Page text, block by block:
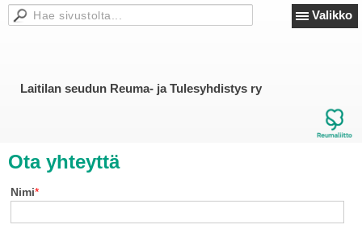
Valikko
Laitilan seudun Reuma- ja Tulesyhdistys ry
Ota yhteyttä
Nimi*